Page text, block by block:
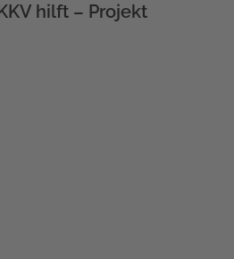
hilft – Projekt